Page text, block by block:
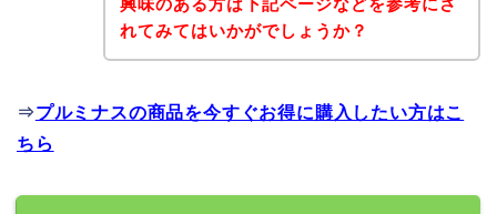
興味のある方は下記ページなどを参考にさ
れてみてはいかがでしょうか？
⇒プルミナスの商品を今すぐお得に購入したい方はこ
ちら